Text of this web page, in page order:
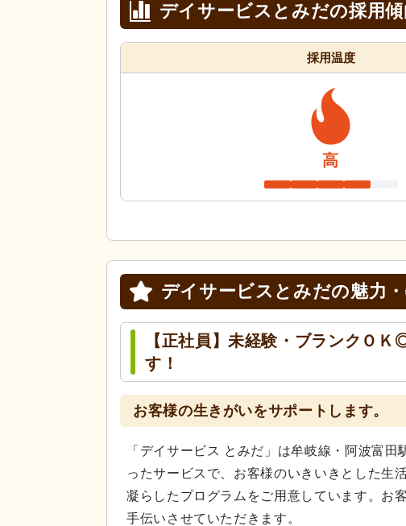
デイサービスとみだの採用傾
採用温度
高
デイサービスとみだの魅力
【正社員】未経験・ブランクＯ
す！
お客様の生きがいをサポートします。
「デイサービス とみだ」は牟岐線・阿波富
ったサービスで、お客様のいきいきとした生
凝らしたプログラムをご用意しています。お
手伝いさせていただきます。